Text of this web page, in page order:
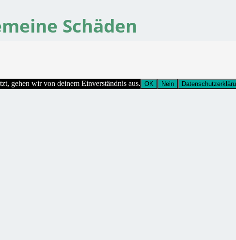
Schäden
gehen wir von deinem Einverständnis aus. OK Nein